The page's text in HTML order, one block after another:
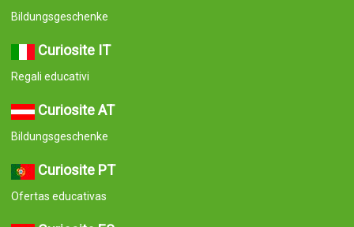
Bildungsgeschenke
Curiosite IT
Regali educativi
Curiosite AT
Bildungsgeschenke
Curiosite PT
Ofertas educativas